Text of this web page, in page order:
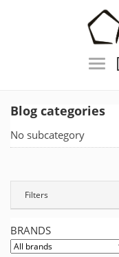
Blog categories
No subcategory
Filters
BRANDS